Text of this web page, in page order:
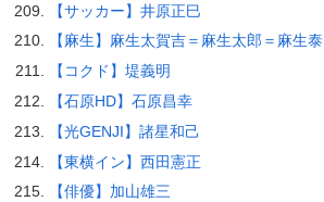
【サッカー】井原正巳
【麻生】麻生太賀吉＝麻生太郎＝麻生泰
【コクド】堤義明
【石原HD】石原昌幸
【光GENJI】諸星和己
【東横イン】西田憲正
【俳優】加山雄三